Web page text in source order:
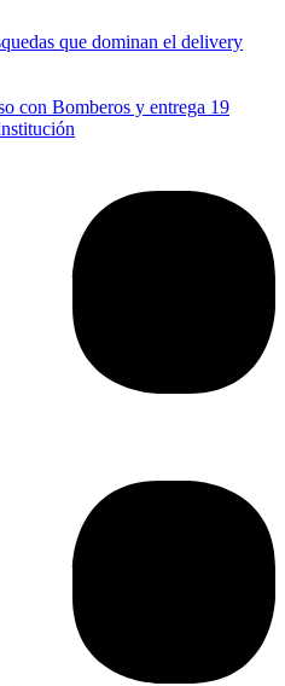
que dominan el delivery
con Bomberos y entrega 19